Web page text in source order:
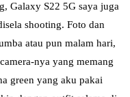
Galaxy S22 5G saya juga
shooting. Foto dan
atau pun malam hari,
nya yang memang
green yang aku pakai